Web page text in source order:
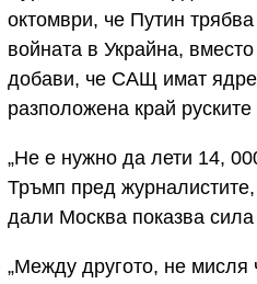
октомври, че Путин
войната в Украйна,
добави, че САЩ имат
разположена край руските
„Не е нужно да лети 14,
Тръмп пред журналистите,
дали Москва показва сила
„Между другото, не